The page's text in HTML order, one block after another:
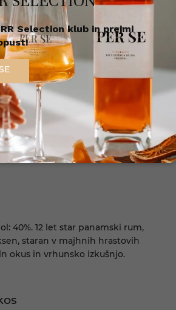
40%. 12 let star panamski rum,
staran v majhnih hrastovih
okus in vrhunsko izkušnjo.
Nisem polnoleten
polnoleten (18+)
Selection klub in prejmi